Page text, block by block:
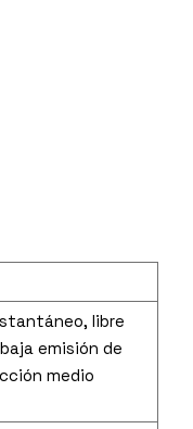
libre
emisión de
medio